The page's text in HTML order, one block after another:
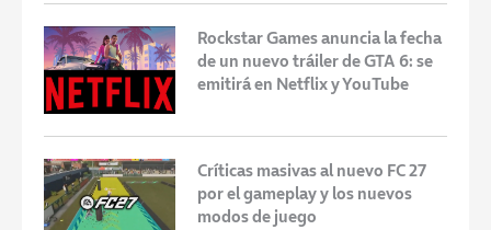
Rockstar Games anuncia la fecha
de un nuevo tráiler de GTA 6: se
emitirá en Netflix y YouTube
Críticas masivas al nuevo FC 27
por el gameplay y los nuevos
modos de juego